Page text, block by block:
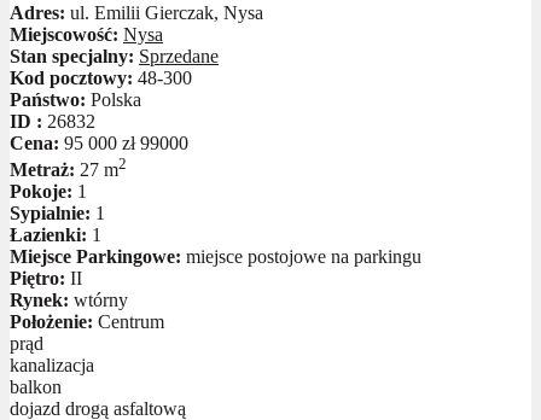
Adres: ul. Emilii Gierczak, Nysa
Miejscowość: Nysa
Stan specjalny: Sprzedane
Kod pocztowy: 48-300
Państwo: Polska
ID : 26832
Cena: 95 000 zł99000
Metraż: 27 m2
Pokoje: 1
Sypialnie: 1
Łazienki: 1
Miejsce Parkingowe: miejsce postojowe na parkingu
Piętro: II
Rynek: wtórny
Położenie: Centrum
prąd
kanalizacja
balkon
dojazd drogą asfaltową